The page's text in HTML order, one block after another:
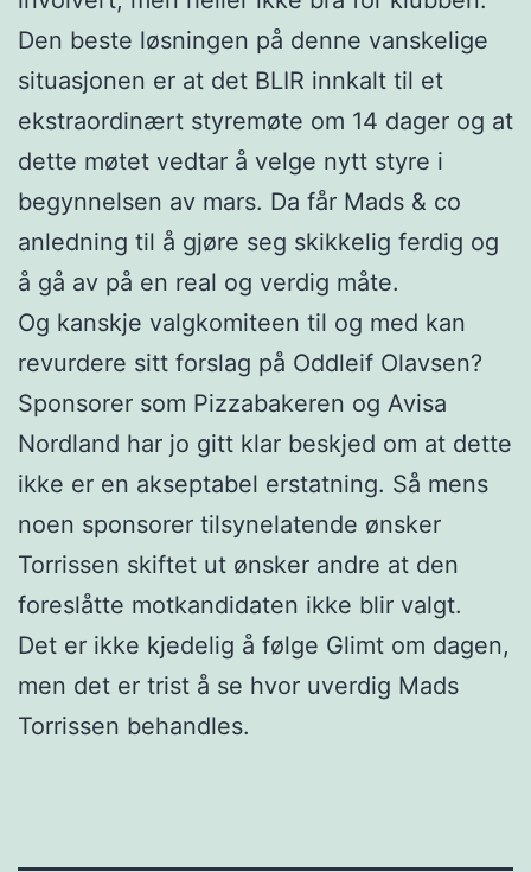
Den beste løsningen på denne vanskelige
situasjonen er at det BLIR innkalt til et
ekstraordinært styremøte om 14 dager og at
dette møtet vedtar å velge nytt styre i
begynnelsen av mars. Da får Mads & co
anledning til å gjøre seg skikkelig ferdig og
å gå av på en real og verdig måte.
Og kanskje valgkomiteen til og med kan
revurdere sitt forslag på Oddleif Olavsen?
Sponsorer som Pizzabakeren og Avisa
Nordland har jo gitt klar beskjed om at dette
ikke er en akseptabel erstatning. Så mens
noen sponsorer tilsynelatende ønsker
Torrissen skiftet ut ønsker andre at den
foreslåtte motkandidaten ikke blir valgt.
Det er ikke kjedelig å følge Glimt om dagen,
men det er trist å se hvor uverdig Mads
Torrissen behandles.